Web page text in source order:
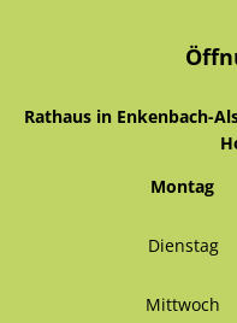
Rathaus in Enkenbach-
Montag
Dienstag
Mittwoch